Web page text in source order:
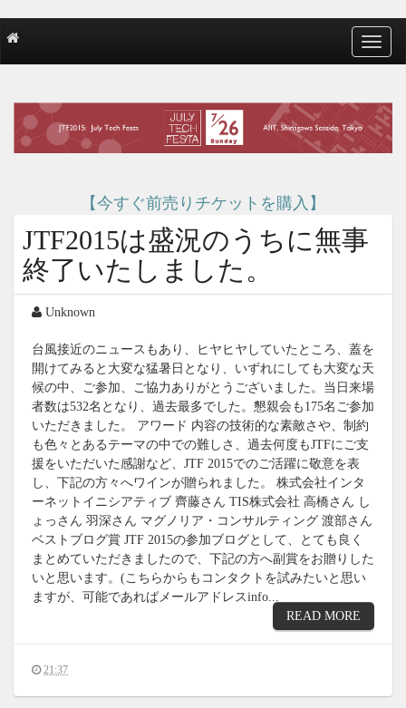
T
o
e
n
o
【今すぐ前売りチケットを購入】
JTF2015は盛況のうちに無事
終了いたしました。
Unknown
台風接近のニュースもあり、ヒヤヒヤしていたところ、蓋を
開けてみると大変な猛暑日となり、いずれにしても大変な天
候の中、ご参加、ご協力ありがとうございました。当日来場
者数は532名となり、過去最多でした。懇親会も175名ご参加
いただきました。 アワード 内容の技術的な素敵さや、制約
も色々とあるテーマの中での難しさ、過去何度もJTFにご支
援をいただいた感謝など、JTF 2015でのご活躍に敬意を表
し、下記の方々へワインが贈られました。 株式会社インタ
ーネットイニシアティブ 齊藤さん TIS株式会社 高橋さん し
ょっさん 羽深さん マグノリア・コンサルティング 渡部さん
ベストブログ賞 JTF 2015の参加ブログとして、とても良く
まとめていただきましたので、下記の方へ副賞をお贈りした
いと思います。(こちらからもコンタクトを試みたいと思い
ますが、可能であればメールアドレスinfo...
READ MORE
21:37